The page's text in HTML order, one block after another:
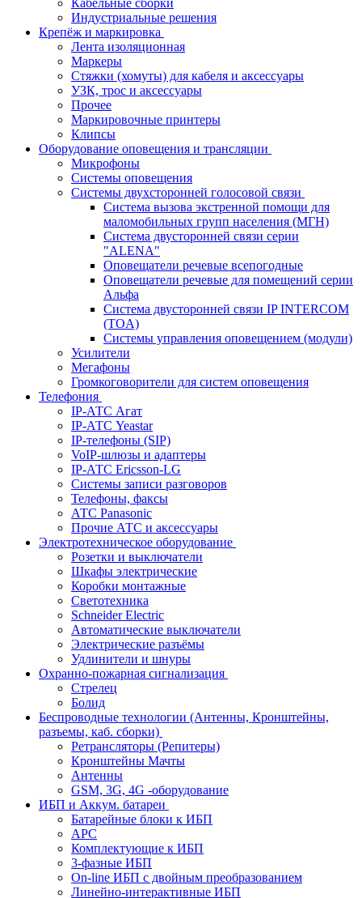
Кабельные сборки
Индустриальные решения
Крепёж и маркировка
Лента изоляционная
Маркеры
Стяжки (хомуты) для кабеля и аксессуары
УЗК, трос и аксессуары
Прочее
Маркировочные принтеры
Клипсы
Оборудование оповещения и трансляции
Микрофоны
Системы оповещения
Системы двухсторонней голосовой связи
Система вызова экстренной помощи для
маломобильных групп населения (МГН)
Система двусторонней связи серии
"ALENA"
Оповещатели речевые всепогодные
Оповещатели речевые для помещений серии
Альфа
Система двусторонней связи IP INTERCOM
(TOA)
Системы управления оповещением (модули)
Усилители
Мегафоны
Громкоговорители для систем оповещения
Телефония
IP-АТС Агат
IP-АТС Yeastar
IP-телефоны (SIP)
VoIP-шлюзы и адаптеры
IP-АТС Ericsson-LG
Системы записи разговоров
Телефоны, факсы
АТС Panasonic
Прочие АТС и аксессуары
Электротехническое оборудование
Розетки и выключатели
Шкафы электрические
Коробки монтажные
Светотехника
Schneider Electric
Автоматические выключатели
Электрические разъёмы
Удлинители и шнуры
Охранно-пожарная сигнализация
Стрелец
Болид
Беспроводные технологии (Антенны, Кронштейны,
разъемы, каб. сборки)
Ретрансляторы (Репитеры)
Кронштейны Мачты
Антенны
GSM, 3G, 4G -оборудование
ИБП и Аккум. батареи
Батарейные блоки к ИБП
APC
Комплектующие к ИБП
3-фазные ИБП
On-line ИБП с двойным преобразованием
Линейно-интерактивные ИБП